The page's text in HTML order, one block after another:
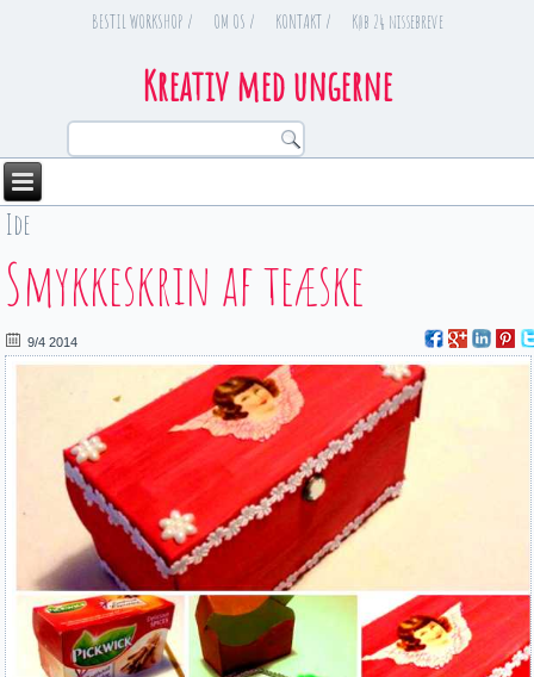
BESTIL WORKSHOP / OM OS / KONTAKT / Køb 24 nissebreve
Kreativ med ungerne
You are here
Ide
Smykkeskrin af teæske
9/4 2014